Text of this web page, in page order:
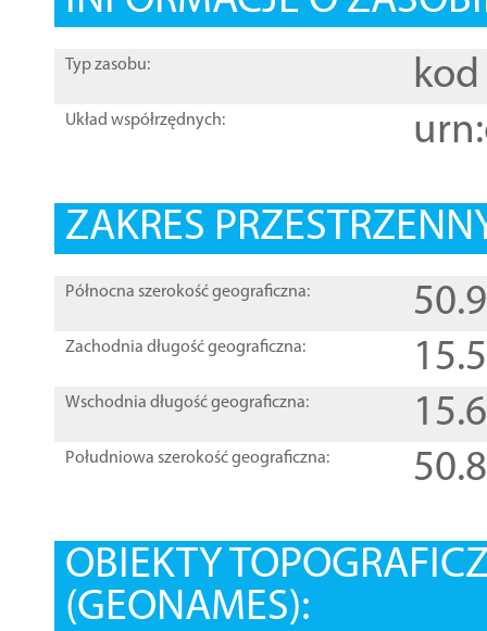
Typ zasobu: kod
Układ współrzędnych:
ZAKRES
Północna szerokość geograficzna:
Zachodnia długość geograficzna:
Wschodnia długość geograficzna:
Południowa szerokość geograficzna:
OBIEKTY
(GEONAMES):